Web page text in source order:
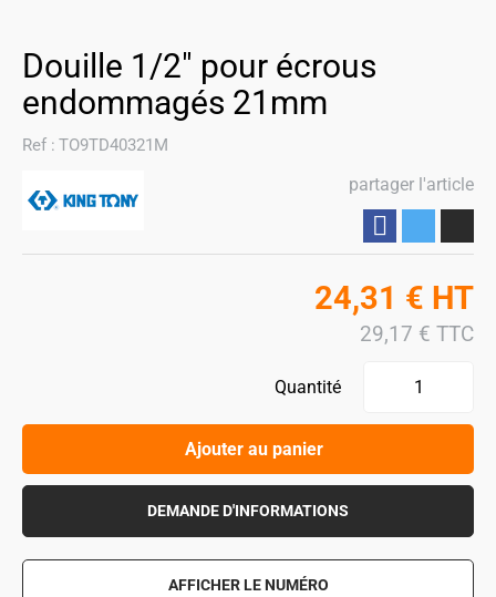
Douille 1/2" pour écrous
endommagés 21mm
Ref : TO9TD40321M
partager l'article
24,31 € HT
29,17 € TTC
Quantité
Ajouter au panier
DEMANDE D'INFORMATIONS
AFFICHER LE NUMÉRO